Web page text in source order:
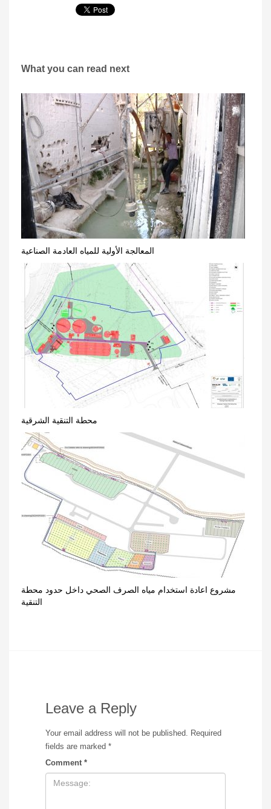
What you can read next
المعالجة الأولية للمياه العادمة الصناعية
محطة التنقية الشرقية
مشروع اعادة استخدام مياه الصرف الصحي داخل حدود محطة
التنقية
Leave a Reply
Your email address will not be published. Required
fields are marked *
Comment *